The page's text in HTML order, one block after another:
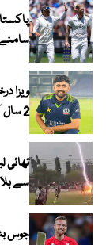
سامنے
ویزا
2 سال کی پابندی
تھائی
سے
جوس